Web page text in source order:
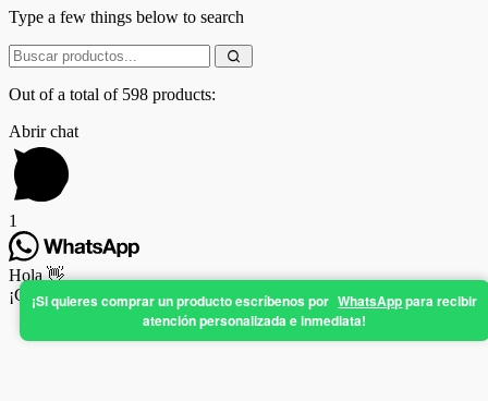
¡Si quieres comprar un producto escríbenos por WhatsApppara recibir
atención personalizada e inmediata!
Type a few things below to search
Out of a total of 598 products:
Abrir chat
1
Hola 👋
¡Cuéntanos en qué podemos ayudarte!